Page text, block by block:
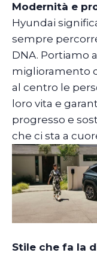
Modernità e
Hyundai
sempre
DNA. Portiamo
miglioramento
al centro le
loro vita e
progresso e
che ci sta a
Stile che fa la